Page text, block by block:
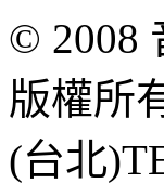
© 2008
版權所
(台北